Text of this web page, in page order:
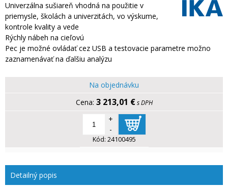
Univerzálna sušiareň vhodná na použitie v
priemysle, školách a univerzitách, vo výskume,
kontrole kvality a vede
Rýchly nábeh na cieľovú
Pec je možné ovládať cez USB a testovacie parametre možno
zaznamenávať na ďalšiu analýzu
Na objednávku
3 213,01 € s DPH
+
-
Kód: 24100495
Detailný popis